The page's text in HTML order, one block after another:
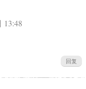
13:48
回复